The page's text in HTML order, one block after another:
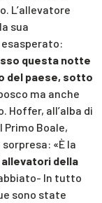
L’allevatore
sua
questa notte
del paese, sotto
ma anche
Hoffer, all’alba di
Boale,
«È la
della
In tutto
sono state